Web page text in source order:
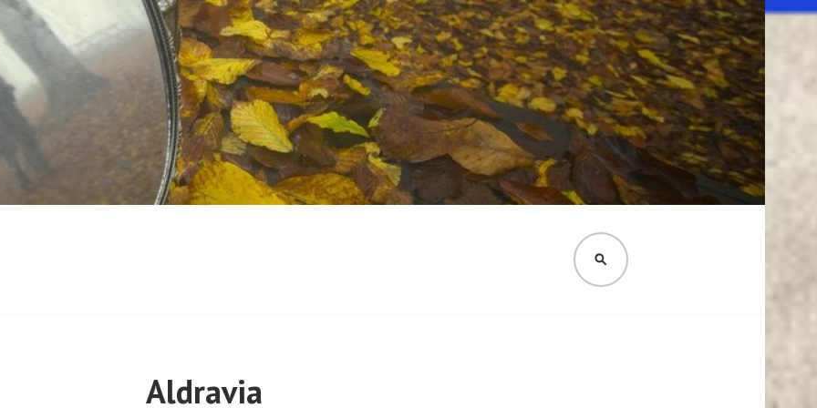
PESQUISA
Aldravia